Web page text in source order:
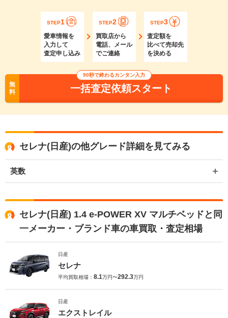
STEP1
愛車情報を
入力して
査定申し込み
STEP2
買取店から
電話、メール
でご連絡
STEP3
査定額を
比べて売却先
を決める
無
料
90秒で終わるカンタン入力
一括査定依頼スタート
セレナ(日産)の他グレード詳細を見てみる
英数
セレナ(日産) 1.4 e-POWER XV マルチベッドと同
一メーカー・ブランド車の車買取・査定相場
日産
セレナ
平均買取相場： 8.1万円〜292.3万円
日産
エクストレイル